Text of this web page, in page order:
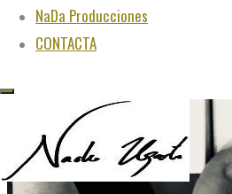
NaDa Producciones
CONTACTA
"Juega